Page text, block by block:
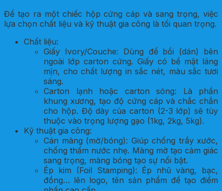
Để tạo ra một chiếc hộp cứng cáp và sang trọng, việc
lựa chọn chất liệu và kỹ thuật gia công là tối quan trọng.
Chất liệu:
Giấy Ivory/Couche: Dùng để bồi (dán) bên
ngoài lớp carton cứng. Giấy có bề mặt láng
mịn, cho chất lượng in sắc nét, màu sắc tươi
sáng.
Carton lạnh hoặc carton sóng: Là phần
khung xương, tạo độ cứng cáp và chắc chắn
cho hộp. Độ dày của carton (2-3 lớp) sẽ tùy
thuộc vào trọng lượng gạo (1kg, 2kg, 5kg).
Kỹ thuật gia công:
Cán màng (mờ/bóng): Giúp chống trầy xước,
chống thấm nước nhẹ. Màng mờ tạo cảm giác
sang trọng, màng bóng tạo sự nổi bật.
Ép kim (Foil Stamping): Ép nhũ vàng, bạc,
đồng… lên logo, tên sản phẩm để tạo điểm